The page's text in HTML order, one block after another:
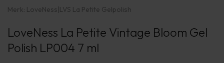
Merk: LoveNess|LVS La Petite Gelpolish
LoveNess La Petite Vintage Bloom Gel
Polish LP004 7 ml